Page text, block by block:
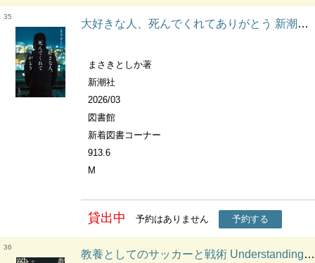
35
大好きな人、死んでくれてありがとう 新潮文庫
まさきとしか著
新潮社
2026/03
図書館
新着図書コーナー
913.6
M
貸出中 予約はありません 予約する
36
教養としてのサッカーと戦術 Understanding football and tactics